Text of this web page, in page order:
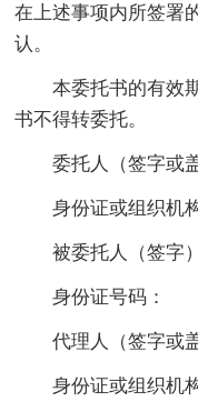
在上述事项内所签署
认。
本委托书的有效
书不得转委托。
委托人（签字或
身份证或组织机
被委托人（签字
身份证号码：
代理人（签字或
身份证或组织机